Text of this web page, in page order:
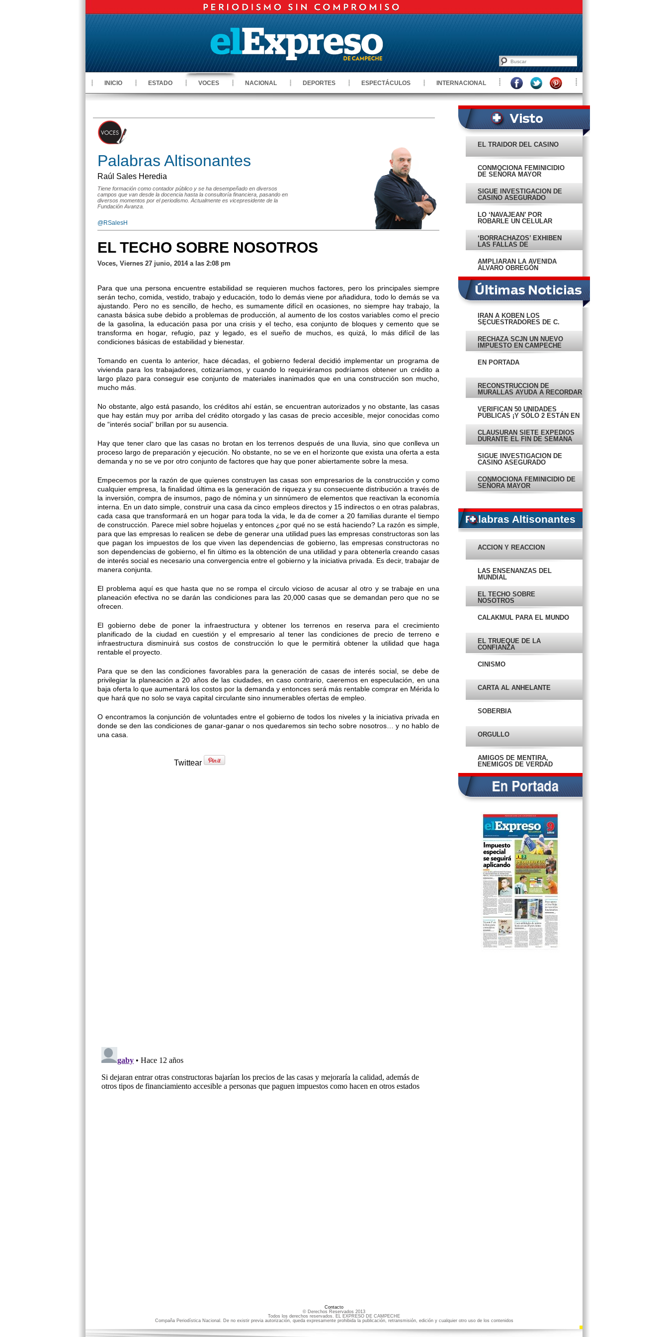
INICIO ESTADO VOCES NACIONAL DEPORTES ESPECTÁCULOS INTERNACIONAL
Palabras Altisonantes
Raúl Sales Heredia
Tiene formación como contador público y se ha desempeñado en diversos
campos que van desde la docencia hasta la consultoría financiera, pasando en
diversos momentos por el periodismo. Actualmente es vicepresidente de la
Fundación Avanza.
@RSalesH
EL TECHO SOBRE NOSOTROS
Voces, Viernes 27 junio, 2014 a las 2:08 pm
Para que una persona encuentre estabilidad se requieren muchos factores, pero los principales siempre
serán techo, comida, vestido, trabajo y educación, todo lo demás viene por añadidura, todo lo demás se va
ajustando. Pero no es sencillo, de hecho, es sumamente difícil en ocasiones, no siempre hay trabajo, la
canasta básica sube debido a problemas de producción, al aumento de los costos variables como el precio
de la gasolina, la educación pasa por una crisis y el techo, esa conjunto de bloques y cemento que se
transforma en hogar, refugio, paz y legado, es el sueño de muchos, es quizá, lo más difícil de las
condiciones básicas de estabilidad y bienestar.
Tomando en cuenta lo anterior, hace décadas, el gobierno federal decidió implementar un programa de
vivienda para los trabajadores, cotizaríamos, y cuando lo requiriéramos podríamos obtener un crédito a
largo plazo para conseguir ese conjunto de materiales inanimados que en una construcción son mucho,
mucho más.
No obstante, algo está pasando, los créditos ahí están, se encuentran autorizados y no obstante, las casas
que hay están muy por arriba del crédito otorgado y las casas de precio accesible, mejor conocidas como
de “interés social” brillan por su ausencia.
Hay que tener claro que las casas no brotan en los terrenos después de una lluvia, sino que conlleva un
proceso largo de preparación y ejecución. No obstante, no se ve en el horizonte que exista una oferta a esta
demanda y no se ve por otro conjunto de factores que hay que poner abiertamente sobre la mesa.
Empecemos por la razón de que quienes construyen las casas son empresarios de la construcción y como
cualquier empresa, la finalidad última es la generación de riqueza y su consecuente distribución a través de
la inversión, compra de insumos, pago de nómina y un sinnúmero de elementos que reactivan la economía
interna. En un dato simple, construir una casa da cinco empleos directos y 15 indirectos o en otras palabras,
cada casa que transformará en un hogar para toda la vida, le da de comer a 20 familias durante el tiempo
de construcción. Parece miel sobre hojuelas y entonces ¿por qué no se está haciendo? La razón es simple,
para que las empresas lo realicen se debe de generar una utilidad pues las empresas constructoras son las
que pagan los impuestos de los que viven las dependencias de gobierno, las empresas constructoras no
son dependencias de gobierno, el fin último es la obtención de una utilidad y para obtenerla creando casas
de interés social es necesario una convergencia entre el gobierno y la iniciativa privada. Es decir, trabajar de
manera conjunta.
El problema aquí es que hasta que no se rompa el circulo vicioso de acusar al otro y se trabaje en una
planeación efectiva no se darán las condiciones para las 20,000 casas que se demandan pero que no se
ofrecen.
El gobierno debe de poner la infraestructura y obtener los terrenos en reserva para el crecimiento
planificado de la ciudad en cuestión y el empresario al tener las condiciones de precio de terreno e
infraestructura disminuirá sus costos de construcción lo que le permitirá obtener la utilidad que haga
rentable el proyecto.
Para que se den las condiciones favorables para la generación de casas de interés social, se debe de
privilegiar la planeación a 20 años de las ciudades, en caso contrario, caeremos en especulación, en una
baja oferta lo que aumentará los costos por la demanda y entonces será más rentable comprar en Mérida lo
que hará que no solo se vaya capital circulante sino innumerables ofertas de empleo.
O encontramos la conjunción de voluntades entre el gobierno de todos los niveles y la iniciativa privada en
donde se den las condiciones de ganar-ganar o nos quedaremos sin techo sobre nosotros… y no hablo de
una casa.
Twittear
EL TRAIDOR DEL CASINO
CONMOCIONA FEMINICIDIO
DE SEÑORA MAYOR
SIGUE INVESTIGACIÓN DE
CASINO ASEGURADO
LO ‘NAVAJEAN’ POR
ROBARLE UN CELULAR
‘BORRACHAZOS’ EXHIBEN
LAS FALLAS DE
OPERATIVOS
AMPLIARÁN LA AVENIDA
ÁLVARO OBREGÓN
IRÁN A KOBÉN LOS
SECUESTRADORES DE C.
RECHAZA SCJN UN NUEVO
IMPUESTO EN CAMPECHE
EN PORTADA
RECONSTRUCCIÓN DE
MURALLAS AYUDA A RECORDAR
LA HISTORIA
VERIFICAN 50 UNIDADES
PÚBLICAS ¡Y SÓLO 2 ESTÁN EN
CLAUSURAN SIETE EXPEDIOS
DURANTE EL FIN DE SEMANA
SIGUE INVESTIGACIÓN DE
CASINO ASEGURADO
CONMOCIONA FEMINICIDIO DE
SEÑORA MAYOR
MERCANTIL
ABREN FRONTERA A
MIGRANTES DE
EN PORTADA
DIPUTADOS FALTAN A SU
TRABAJO ¡Y COBRAN
AMPLIARÁN LA AVENIDA
ÁLVARO OBREGÓN
LO ‘NAVAJEAN’ POR ROBARLE
‘BORRACHAZOS’ EXHIBEN LAS
FALLAS DE OPERATIVOS
LAMENTA EL OBISPO LA FALTA
LA POCA FE DE LOS
LOS POLÍTICOS
EL TRAIDOR DEL CASINO
¡NO A LA TENENCIA!
Palabras Altisonantes
ACCIÓN Y REACCIÓN
LAS ENSEÑANZAS DEL
MUNDIAL
EL TECHO SOBRE
NOSOTROS
CALAKMUL PARA EL MUNDO
EL TRUEQUE DE LA
CONFIANZA
CINISMO
CARTA AL ANHELANTE
SOBERBIA
ORGULLO
AMIGOS DE MENTIRA,
ENEMIGOS DE VERDAD
Contacto
© Derechos Reservados 2013
Todos los derechos reservados. EL EXPRESO DE CAMPECHE
Compaña Periodística Nacional. De no existir previa autorización, queda expresamente prohibida la publicación, retransmisión, edición y cualquier otro uso de los contenidos